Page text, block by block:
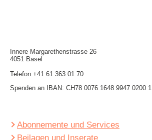
Innere Mar­garethen­strasse 26
4051 Basel
Telefon +41 61 363 01 70
Spenden an IBAN: CH78 0076 1648 9947 0200 1
Abonnemente und Services
Beilagen und Inserate